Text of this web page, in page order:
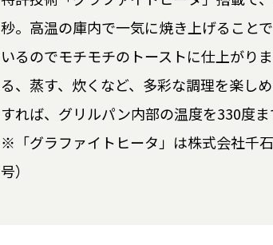
秒。高温の庫内で一気に焼き上げること
いるのでモチモチのトーストに仕上がり
る、蒸す、炊くなど、多彩な調理を楽し
すれば、グリルパン内部の温度を330度ま
※「グラファイトヒータ」は株式会社千
号）